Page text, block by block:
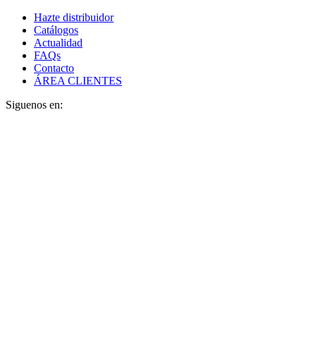
Hazte distribuidor
Catálogos
Actualidad
FAQs
Contacto
ÁREA CLIENTES
Siguenos en: